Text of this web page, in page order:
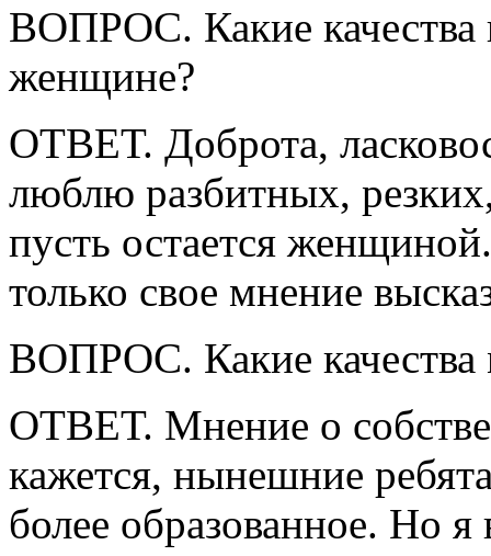
ВОПРОС. Какие качества
женщине?
ОТВЕТ. Доброта,
люблю разбитных,
пусть остается
только свое мнение
ВОПРОС. Какие качества
ОТВЕТ. Мнение о
кажется, нынешние
более образованное. Но